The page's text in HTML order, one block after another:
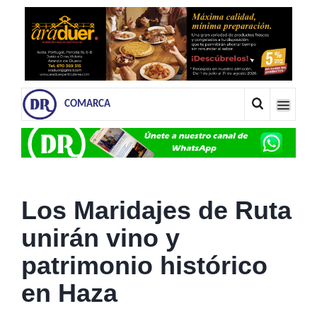
COMARCA
Los Maridajes de Ruta
unirán vino y
patrimonio histórico
en Haza